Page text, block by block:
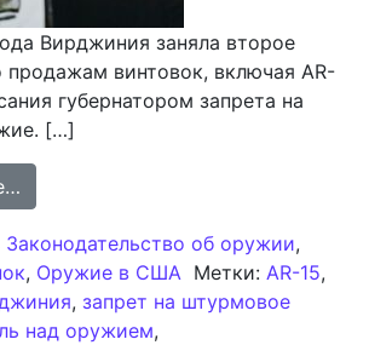
Вирджиния заняла второе
винтовок, включая AR-
губернатором запрета на
[…]
Законодательство об оружии,
, Оружие в США Метки: AR-15,
, запрет на штурмовое
над оружием,